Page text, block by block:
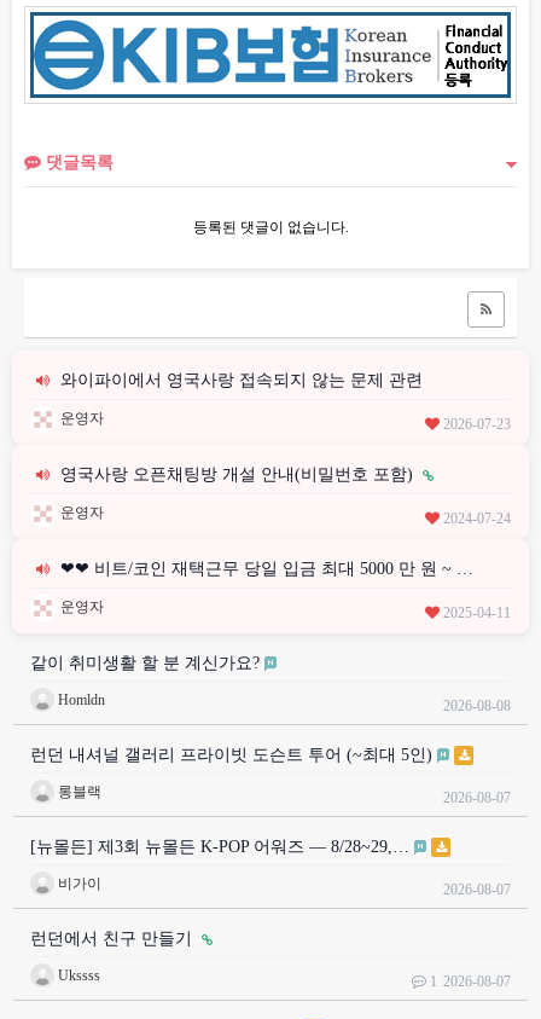
댓글목록
등록된 댓글이 없습니다.
와이파이에서 영국사랑 접속되지 않는 문제 관련
운영자 2026-07-23
영국사랑 오픈채팅방 개설 안내(비밀번호 포함)
운영자 2024-07-24
❤❤ 비트/코인 재택근무 당일 입금 최대 5000 만 원 ~ …
운영자 2025-04-11
같이 취미생활 할 분 계신가요?
Homldn 2026-08-08
런던 내셔널 갤러리 프라이빗 도슨트 투어 (~최대 5인)
롱블랙 2026-08-07
[뉴몰든] 제3회 뉴몰든 K-POP 어워즈 — 8/28~29,…
비가이 2026-08-07
런던에서 친구 만들기
Ukssss 1 2026-08-07